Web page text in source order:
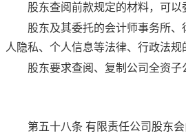
股东查阅前款规定的材料，可
股东及其委托的会计师事务所
人隐私、个人信息等法律、行政法规
股东要求查阅、复制公司全资
第五十八条 有限责任公司股东